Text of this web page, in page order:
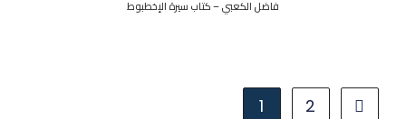
فاضل الكعبي – كتاب سيرة الإخطبوط
1 2